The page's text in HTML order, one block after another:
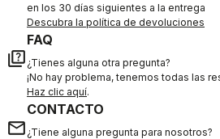
en los 30 días siguientes a la entrega
Descubra la política de devoluciones
quiz
FAQ
¿Tienes alguna otra pregunta?
¡No hay problema, tenemos todas las
Haz clic aquí.
email
CONTACTO
¿Tiene alguna pregunta para nosotros?